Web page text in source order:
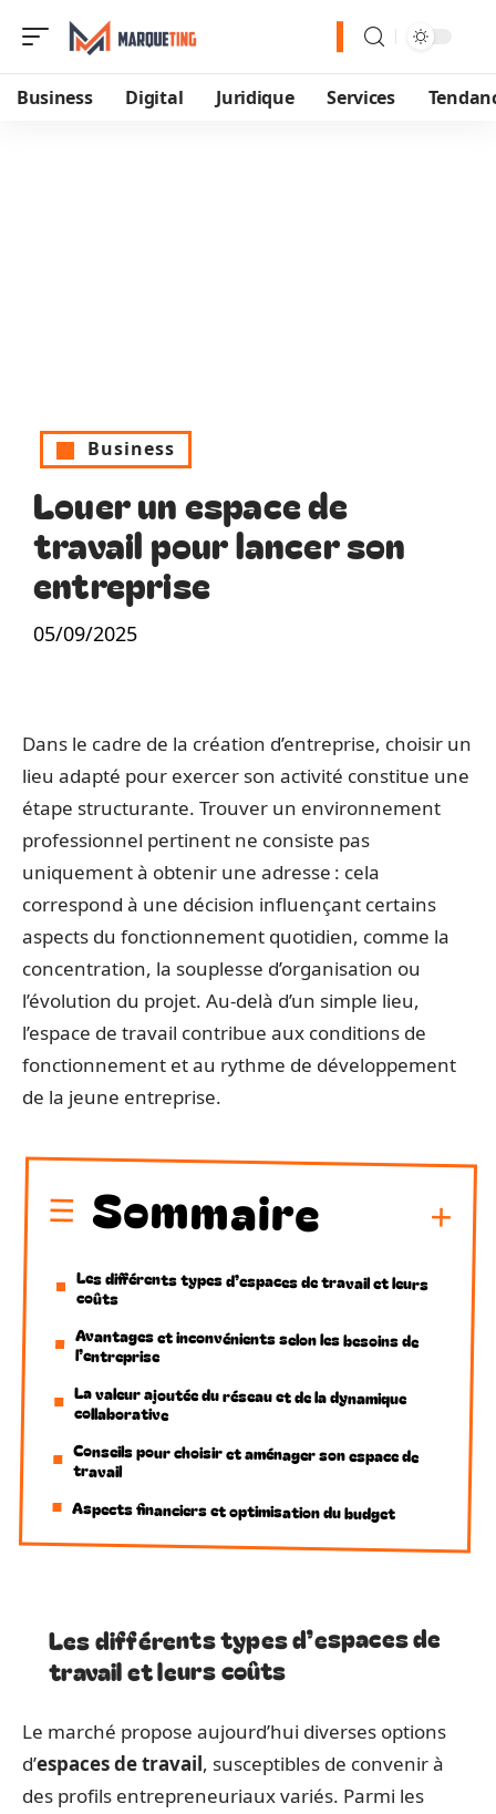
Business Digital Juridique Services
Business
Louer un espace de
travail pour lancer son
entreprise
05/09/2025
Dans le cadre de la création d’entreprise, choisir un
lieu adapté pour exercer son activité constitue une
étape structurante. Trouver un environnement
professionnel pertinent ne consiste pas
uniquement à obtenir une adresse : cela
correspond à une décision influençant certains
aspects du fonctionnement quotidien, comme la
concentration, la souplesse d’organisation ou
l’évolution du projet. Au-delà d’un simple lieu,
l’espace de travail contribue aux conditions de
fonctionnement et au rythme de développement
de la jeune entreprise.
Sommaire
Les différents types d’espaces de travail et leurs
coûts
Avantages et inconvénients selon les besoins de
l’entreprise
La valeur ajoutée du réseau et de la dynamique
collaborative
Conseils pour choisir et aménager son espace de
travail
Aspects financiers et optimisation du budget
Les différents types d’espaces de
travail et leurs coûts
Le marché propose aujourd’hui diverses options
d’espaces de travail, susceptibles de convenir à
des profils entrepreneuriaux variés. Parmi les